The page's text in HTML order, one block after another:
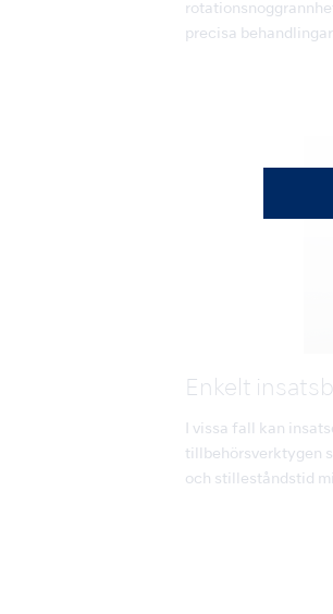
precisa behandlingar.
Enkelt
I vissa fall kan
tillbehörsverktygen
och stilleståndstid